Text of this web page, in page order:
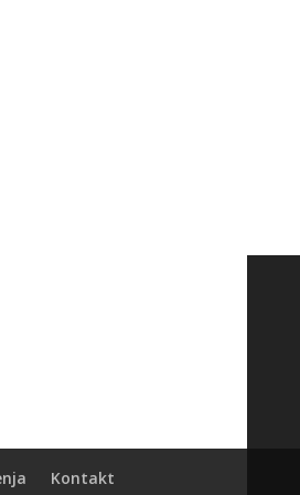
Kontakt